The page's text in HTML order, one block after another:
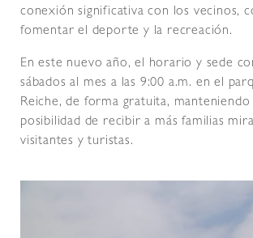
conexión significativa con los vecinos,
fomentar el deporte y la recreación.
En este nuevo año, el horario y sede
sábados al mes a las 9:00 a.m. en el
Reiche, de forma gratuita,
posibilidad de recibir a más familias
visitantes y turistas.